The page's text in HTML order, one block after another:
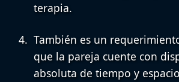
terapia.
También es un
que la pareja cuente con
absoluta de tiempo y espacio